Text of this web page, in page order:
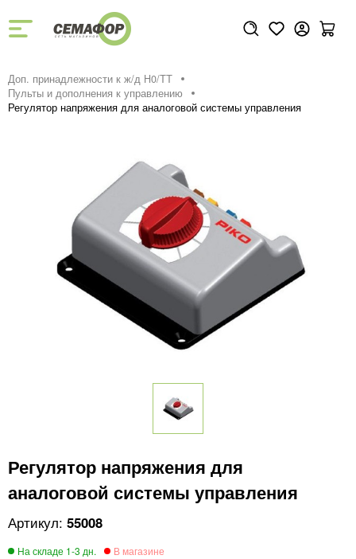
Доп. принадлежности к ж/д H0/ТТ
Пульты и дополнения к управлению
Регулятор напряжения для аналоговой системы управления
Регулятор напряжения для
аналоговой системы управления
55008